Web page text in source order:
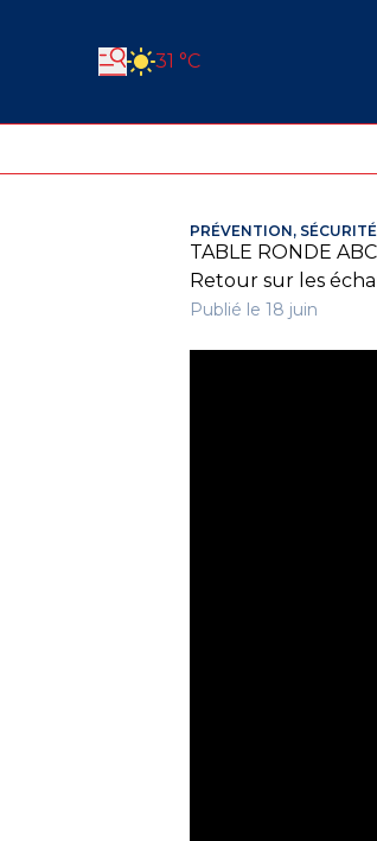
31 °C
PRÉVENTION,
TABLE RONDE
Retour sur les
Publié le 18 juin